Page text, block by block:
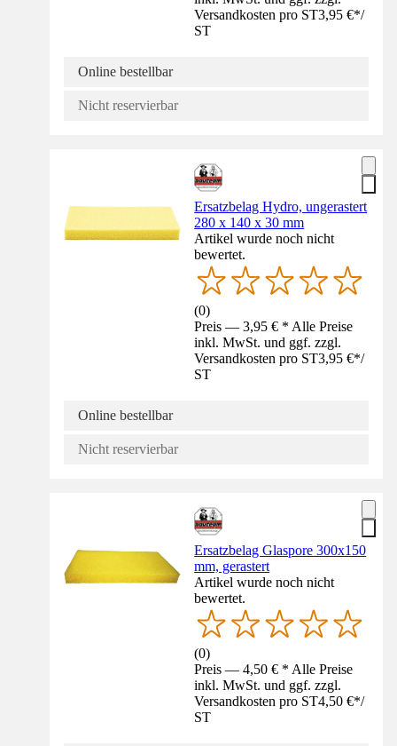
Versandkosten pro ST3,95 €*/
ST
Online bestellbar
Nicht reservierbar
Ersatzbelag Hydro, ungerastert
280 x 140 x 30 mm
Artikel wurde noch nicht
bewertet.
(0)
Preis — 3,95 € * Alle Preise
inkl. MwSt. und ggf. zzgl.
Versandkosten pro ST3,95 €*/
ST
Online bestellbar
Nicht reservierbar
Ersatzbelag Glaspore 300x150
mm, gerastert
Artikel wurde noch nicht
bewertet.
(0)
Preis — 4,50 € * Alle Preise
inkl. MwSt. und ggf. zzgl.
Versandkosten pro ST4,50 €*/
ST